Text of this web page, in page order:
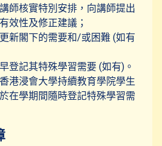
師核實特別安排，向講師提出
效性及修正建議；
新閣下的需要和/或困難 (如有
登記其特殊學習需要 (如有)。
港浸會大學持續教育學院學生
在學期間隨時登記特殊學習需